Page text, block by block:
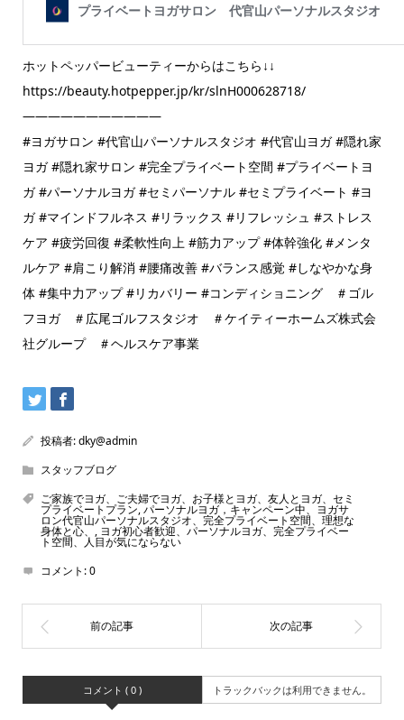
ホットペッパービューティーからはこちら↓↓
https://beauty.hotpepper.jp/kr/slnH000628718/
———————————
#ヨガサロン #代官山パーソナルスタジオ #代官山ヨガ #隠れ家
ヨガ #隠れ家サロン #完全プライベート空間 #プライベートヨ
ガ #パーソナルヨガ #セミパーソナル #セミプライベート #ヨ
ガ #マインドフルネス #リラックス #リフレッシュ #ストレス
ケア #疲労回復 #柔軟性向上 #筋力アップ #体幹強化 #メンタ
ルケア #肩こり解消 #腰痛改善 #バランス感覚 #しなやかな身
体 #集中力アップ #リカバリー #コンディショニング ＃ゴル
フヨガ ＃広尾ゴルフスタジオ ＃ケイティーホームズ株式会
社グループ ＃ヘルスケア事業
投稿者:dky@admin
スタッフブログ
ご家族でヨガ、ご夫婦でヨガ、お子様とヨガ、友人とヨガ、セミ
プライベートプラン,パーソナルヨガ，キャンペーン中、ヨガサ
ロン代官山パーソナルスタジオ、完全プライベート空間、理想な
身体と心、, ヨガ初心者歓迎、パーソナルヨガ、完全プライベー
ト空間、人目が気にならない
コメント:0
コメント ( 0 ) トラックバックは利用できません。